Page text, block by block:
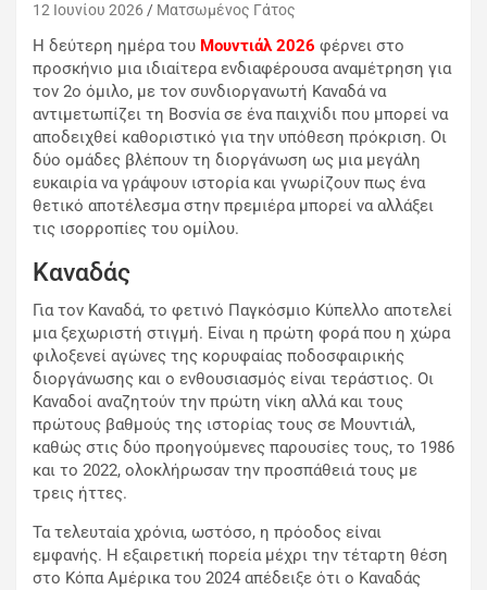
12 Ιουνίου 2026 Ματσωμένος Γάτος
Η δεύτερη ημέρα του Μουντιάλ 2026 φέρνει στο
προσκήνιο μια ιδιαίτερα ενδιαφέρουσα αναμέτρηση για
τον 2ο όμιλο, με τον συνδιοργανωτή Καναδά να
αντιμετωπίζει τη Βοσνία σε ένα παιχνίδι που μπορεί να
αποδειχθεί καθοριστικό για την υπόθεση πρόκριση. Οι
δύο ομάδες βλέπουν τη διοργάνωση ως μια μεγάλη
ευκαιρία να γράψουν ιστορία και γνωρίζουν πως ένα
θετικό αποτέλεσμα στην πρεμιέρα μπορεί να αλλάξει
τις ισορροπίες του ομίλου.
Καναδάς
Για τον Καναδά, το φετινό Παγκόσμιο Κύπελλο αποτελεί
μια ξεχωριστή στιγμή. Είναι η πρώτη φορά που η χώρα
φιλοξενεί αγώνες της κορυφαίας ποδοσφαιρικής
διοργάνωσης και ο ενθουσιασμός είναι τεράστιος. Οι
Καναδοί αναζητούν την πρώτη νίκη αλλά και τους
πρώτους βαθμούς της ιστορίας τους σε Μουντιάλ,
καθώς στις δύο προηγούμενες παρουσίες τους, το 1986
και το 2022, ολοκλήρωσαν την προσπάθειά τους με
τρεις ήττες.
Τα τελευταία χρόνια, ωστόσο, η πρόοδος είναι
εμφανής. Η εξαιρετική πορεία μέχρι την τέταρτη θέση
στο Κόπα Αμέρικα του 2024 απέδειξε ότι ο Καναδάς